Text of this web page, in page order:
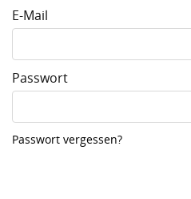
E-Mail
Passwort
Passwort vergessen?